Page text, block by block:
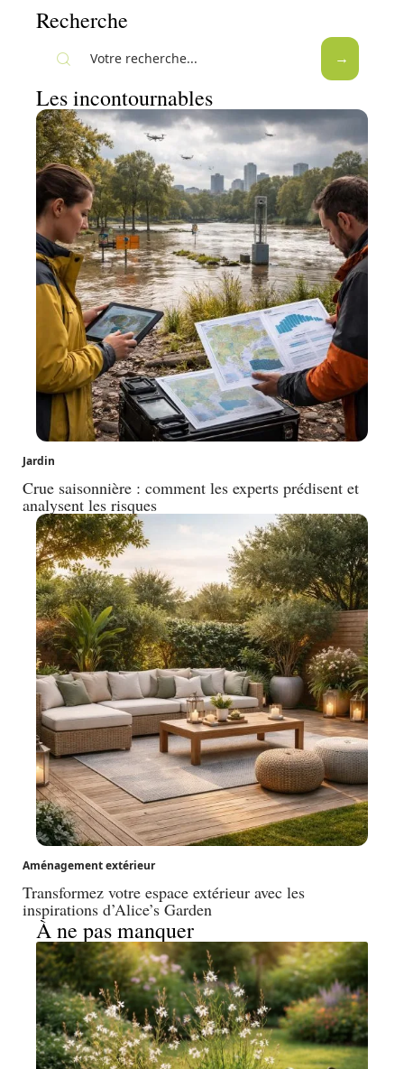
Recherche
Les incontournables
Jardin
Crue saisonnière : comment les experts prédisent et
analysent les risques
Aménagement extérieur
Transformez votre espace extérieur avec les
inspirations d’Alice’s Garden
À ne pas manquer